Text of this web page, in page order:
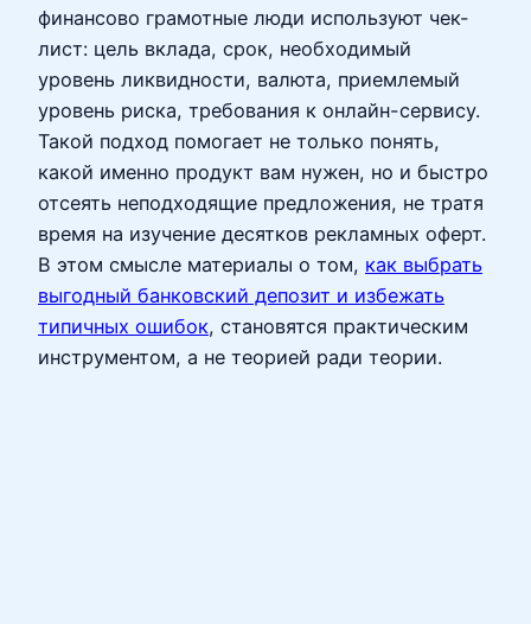
финансово грамотные люди используют чек-
лист: цель вклада, срок, необходимый
уровень ликвидности, валюта, приемлемый
уровень риска, требования к онлайн-сервису.
Такой подход помогает не только понять,
какой именно продукт вам нужен, но и быстро
отсеять неподходящие предложения, не тратя
время на изучение десятков рекламных оферт.
В этом смысле материалы о том, как выбрать
выгодный банковский депозит и избежать
типичных ошибок, становятся практическим
инструментом, а не теорией ради теории.